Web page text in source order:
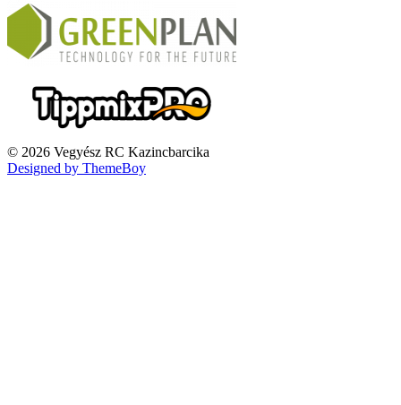
© 2026 Vegyész RC Kazincbarcika
Designed by ThemeBoy